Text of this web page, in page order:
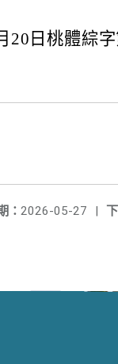
20日桃體綜
： 2026-05-27 |